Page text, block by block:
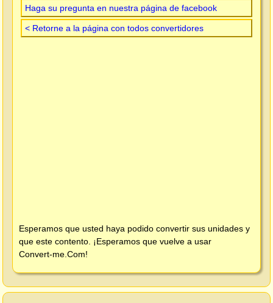
Haga su pregunta en nuestra página de facebook
< Retorne a la página con todos convertidores
Esperamos que usted haya podido convertir sus unidades y
que este contento. ¡Esperamos que vuelve a usar
Convert-me.Com!